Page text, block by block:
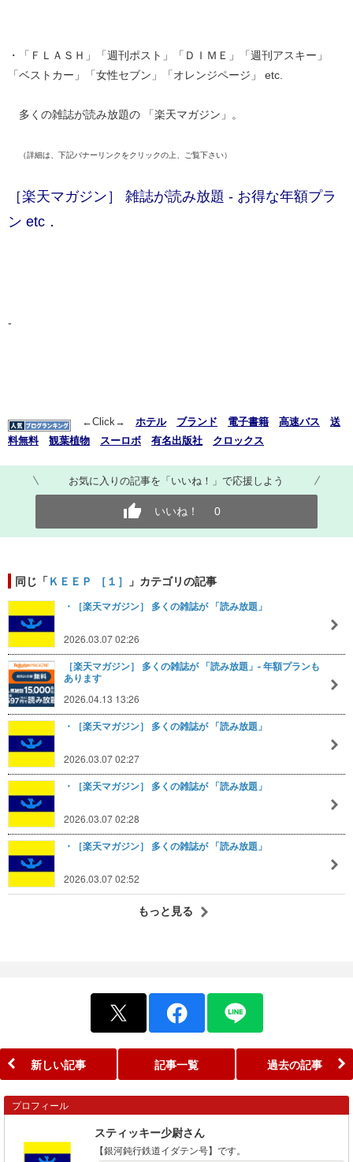
・「ＦＬＡＳＨ」「週刊ポスト」「ＤＩＭＥ」「週刊アスキー」
「ベストカー」「女性セブン」「オレンジページ」 etc.
多くの雑誌が読み放題の 「楽天マガジン」。
（詳細は、下記バナーリンクをクリックの上、ご覧下さい）
［楽天マガジン］ 雑誌が読み放題 - お得な年額プラ
ン etc．
-
←Click→ ホテル ブランド 電子書籍 高速バス
送
料無料
観葉植物 スーロボ 有名出版社 クロックス
お気に入りの記事を「いいね！」で応援しよう
いいね！ 0
同じ「ＫＥＥＰ ［１］ 」カテゴリの記事
・［楽天マガジン］ 多くの雑誌が 「読み放題」
2026.03.07 02:26
［楽天マガジン］ 多くの雑誌が 「読み放題」- 年額プランも
あります
2026.04.13 13:26
・［楽天マガジン］ 多くの雑誌が 「読み放題」
2026.03.07 02:27
・［楽天マガジン］ 多くの雑誌が 「読み放題」
2026.03.07 02:28
・［楽天マガジン］ 多くの雑誌が 「読み放題」
2026.03.07 02:52
もっと見る
新しい記事 記事一覧 過去の記事
プロフィール
スティッキー少尉さん
【銀河鈍行鉄道イダテン号】です。